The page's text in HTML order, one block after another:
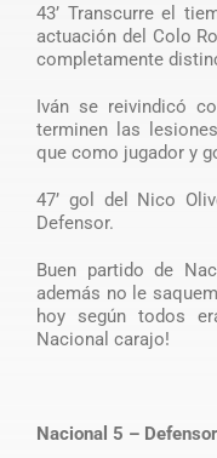
43’ Transcurre el
actuación del Colo
completamente
Iván se reivindicó
terminen las
que como jugador y
47’ gol del Nico
Defensor.
Buen partido de
además no le
hoy según todos
Nacional carajo!
Nacional 5 –